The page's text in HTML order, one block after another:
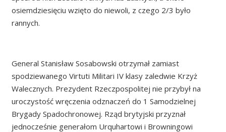
osiemdziesięciu wzięto do niewoli, z czego 2/3 było
rannych.
General Stanisław Sosabowski otrzymał zamiast
spodziewanego Virtuti Militari IV klasy zaledwie Krzyż
Walecznych. Prezydent Rzeczpospolitej nie przybył na
uroczystość wręczenia odznaczeń do 1 Samodzielnej
Brygady Spadochronowej. Rząd brytyjski przyznał
jednocześnie generałom Urquhartowi i Browningowi